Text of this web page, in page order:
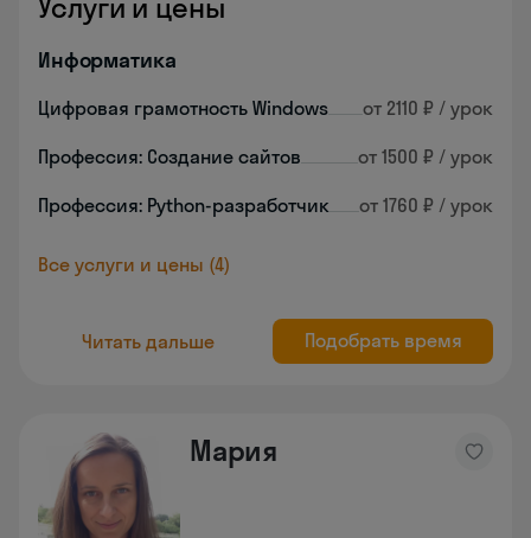
Услуги и цены
Информатика
Цифровая грамотность Windows от 2110 ₽ / урок
Профессия: Создание сайтов от 1500 ₽ / урок
Профессия: Python-разработчик от 1760 ₽ / урок
Все услуги и цены (4)
Читать дальше Подобрать время
Мария